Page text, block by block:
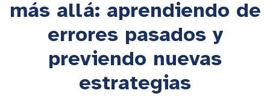
más allá: aprendiendo de
errores pasados y
previendo nuevas
estrategias